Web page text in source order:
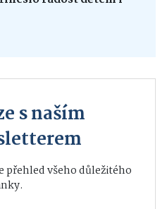
s naším
přehled všeho důležitého